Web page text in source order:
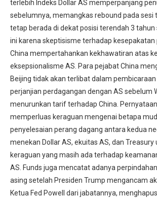
terlebih Indeks Dollar AS memperpanjang
sebelumnya, memangkas rebound pada sesi
tetap berada di dekat posisi terendah 3 tahun
ini karena skeptisisme terhadap kesepakatan
China mempertahankan kekhawatiran atas
eksepsionalisme AS. Para pejabat China
Beijing tidak akan terlibat dalam
perjanjian perdagangan dengan AS sebelum
menurunkan tarif terhadap China.
memperluas keraguan mengenai betapa
penyelesaian perang dagang antara kedua
menekan Dollar AS, ekuitas AS, dan
keraguan yang masih ada terhadap
AS. Funds juga mencatat adanya
asing setelah Presiden Trump mengancam
Ketua Fed Powell dari jabatannya,